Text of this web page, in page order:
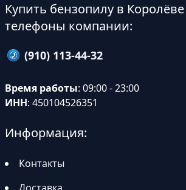
Купить бензопилу в
телефоны компании:
(910) 113-44-32
Время работы: 09:00 - 23:00
ИНН: 450104526351
Информация:
Контакты